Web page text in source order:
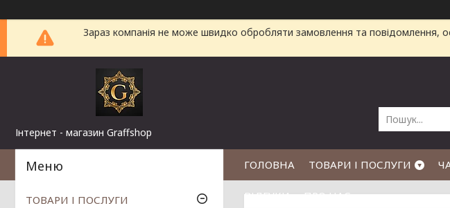
Зараз компанія не може швидко обробляти замовлення та повідомлення,
Інтернет - магазин Graffshop
ГОЛОВНА ТОВАРИ І ПОСЛУГИ
ВІДГУКИ ПРО НАС
ТОВАРИ І ПОСЛУГИ